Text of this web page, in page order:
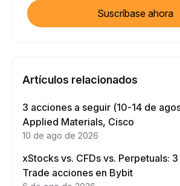
Suscríbase ahora
Artículos relacionados
3 acciones a seguir (10-14 de
Applied Materials, Cisco
10 de ago de 2026
xStocks vs. CFDs vs. Perpetuals:
Trade acciones en Bybit